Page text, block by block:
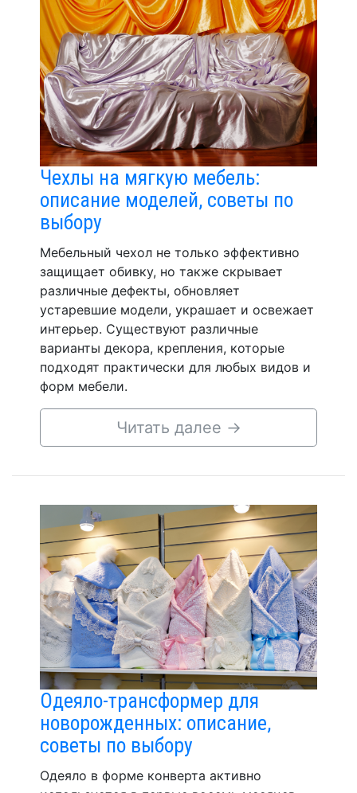
Чехлы на мягкую мебель:
описание моделей, советы по
выбору
Мебельный чехол не только эффективно
защищает обивку, но также скрывает
различные дефекты, обновляет
устаревшие модели, украшает и освежает
интерьер. Существуют различные
варианты декора, крепления, которые
подходят практически для любых видов и
форм мебели.
Читать далее →
Одеяло-трансформер для
новорожденных: описание,
советы по выбору
Одеяло в форме конверта активно